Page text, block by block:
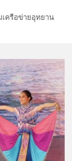
ครือข่ายอุทยาน